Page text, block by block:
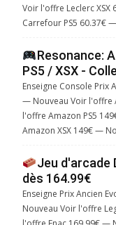
Voir l'offre Leclerc
Carrefour PS5 60.37€
Resonance:
PS5 / XSX -
Enseigne Console Prix
— Nouveau Voir l'offre
l'offre Amazon PS5
Amazon XSX 149€ —
Jeu d'arcade
dès 164.99€
Enseigne Prix Ancien
Nouveau Voir l'offre